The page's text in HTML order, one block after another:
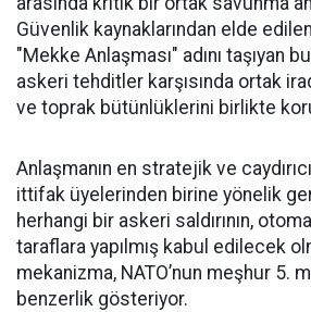
Güvenlik kaynaklarından elde
"Mekke Anlaşması" adını taşıyan
askeri tehditler karşısında ortak
ve toprak bütünlüklerini birlikte
Anlaşmanın en stratejik ve
ittifak üyelerinden birine yönelik
herhangi bir askeri saldırının,
taraflara yapılmış kabul edilecek
mekanizma, NATO’nun meşhur 5.
benzerlik gösteriyor.